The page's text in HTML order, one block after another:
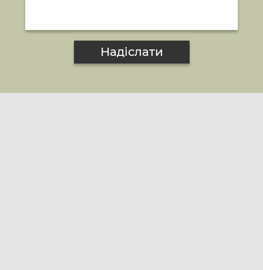
Надіслати